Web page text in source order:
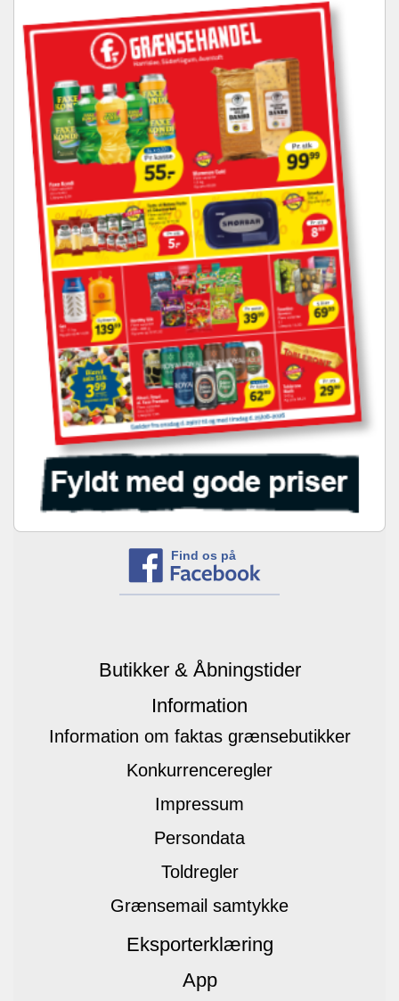
Find os på
Butikker & Åbningstider
Information
Information om faktas grænsebutikker
Konkurrenceregler
Impressum
Persondata
Toldregler
Grænsemail samtykke
Eksporterklæring
App